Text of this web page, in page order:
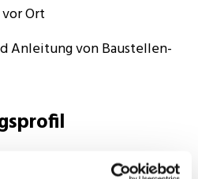
Ort
Anleitung von Baustellen-
im Bauwesen oder